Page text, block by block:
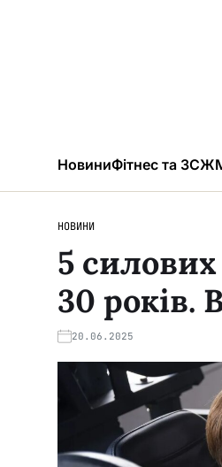
НовиниФітнес та ЗСЖ
НОВИНИ
5 силових
30 років.
20.06.2025